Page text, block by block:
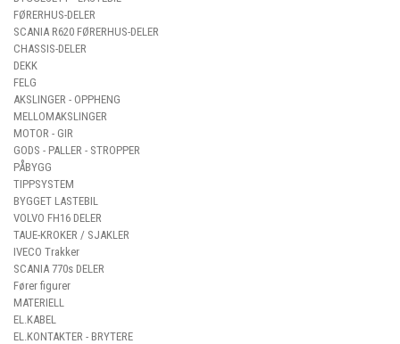
FØRERHUS-DELER
SCANIA R620 FØRERHUS-DELER
CHASSIS-DELER
DEKK
FELG
AKSLINGER - OPPHENG
MELLOMAKSLINGER
MOTOR - GIR
GODS - PALLER - STROPPER
PÅBYGG
TIPPSYSTEM
BYGGET LASTEBIL
VOLVO FH16 DELER
TAUE-KROKER / SJAKLER
IVECO Trakker
SCANIA 770s DELER
Fører figurer
MATERIELL
EL.KABEL
EL.KONTAKTER - BRYTERE